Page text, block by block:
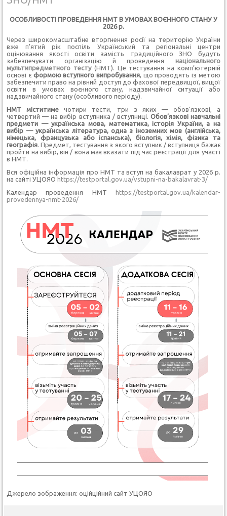
ОСОБЛИВОСТІ ПРОВЕДЕННЯ НМТ В УМОВАХ ВОЄННОГО СТАНУ У
2026 р.
Через широкомасштабне вторгнення росії на територію України
вже п’ятий рік поспіль Український та регіональні центри
оцінювання якості освіти замість традиційного ЗНО будуть
забезпечувати організацію й проведення національного
мультипредметного тесту (НМТ). Це тестування на комп’ютерній
основі є формою вступного випробування , що проводять із метою
забезпечити право на рівний доступ до фахової передвищої, вищої
освіти в умовах воєнного стану, надзвичайної ситуації або
надзвичайного стану (особливого періоду).
НМТ міститиме чотири тести, три з яких — обов’язкові, а
четвертий — на вибір вступника / вступниці. Обов’язкові навчальні
предмети — українська мова, математика, історія України, а на
вибір — українська література, одна з іноземних мов (англійська,
німецька, французька або іспанська), біологія, хімія, фізика та
географія . Предмет, тестування з якого вступник / вступниця бажає
пройти на вибір, він / вона має вказати під час реєстрації для участі
в НМТ.
Вся офіційна інформація про НМТ та вступ на бакалаврат у 2026 р.
на сайті УЦОЯОhttps://testportal.gov.ua/vstupni-na-bakalavrat-3/
Календар проведення НМТ https://testportal.gov.ua/kalendar-
provedennya-nmt-2026/
Джерело зображення: оційційний сайт УЦОЯО